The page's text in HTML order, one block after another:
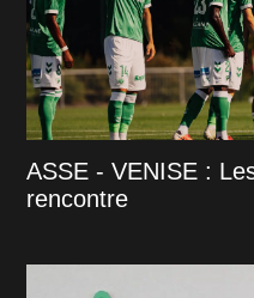
ASSE - VENISE :
rencontre